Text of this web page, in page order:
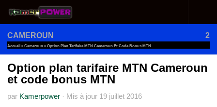
Au dessous du contenu
CAMEROUN 2
Accueil » Cameroun » Option Plan Tarifaire MTN Cameroun Et Code Bonus MTN
Option plan tarifaire MTN Cameroun
et code bonus MTN
par Kamerpower · Mis à jour 19 juillet 2016